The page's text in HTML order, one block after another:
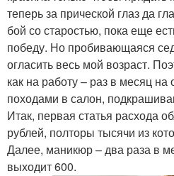
теперь за прической глаз да
бой со старостью, пока еще
победу. Но пробивающаяся
огласить весь мой возраст.
как на работу – раз в месяц
походами в салон,
Итак, первая статья расхода
рублей, полторы тысячи из
Далее, маникюр – два раза в
выходит 600.